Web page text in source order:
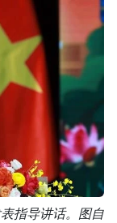
指导讲话。图自